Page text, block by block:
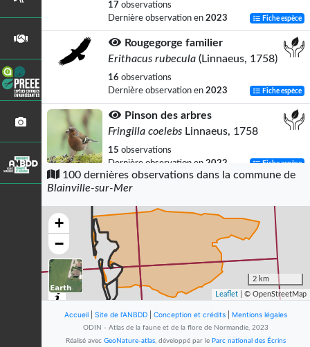
17 observations
Dernière observation en 2023 Fiche espèce
Rougegorge familier
Erithacus rubecula (Linnaeus, 1758)
16 observations
Dernière observation en 2023 Fiche espèce
Pinson des arbres
Fringilla coelebs Linnaeus, 1758
15 observations
Dernière observation en 2022 Fiche espèce
Lézard des murailles (Le)
Podarcis muralis(Laurenti, 1768)
observations
Dernière observation en
2024 Fiche espèce
Gravelot à collier interrompu
Charadrius alexandrinus Linnaeus,
1758
Dernière observation en
100 dernières observations dans la commune de
Blainville-sur-Mer
+
−
2 km
Leaflet | © OpenStreetMap
Accueil Site de l'ANBDD Conception et crédits Mentions légales
ODIN - Atlas de la faune et de la flore de Normandie, 2023
Réalisé avec GeoNature-atlas, développé par le Parc national des Écrins